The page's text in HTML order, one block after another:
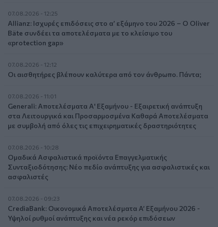
07.08.2026 - 12:25
Allianz: Ισχυρές επιδόσεις στο α’ εξάμηνο του 2026 – Ο Oliver
Bäte συνδέει τα αποτελέσματα με το κλείσιμο του
«protection gap»
07.08.2026 - 12:12
Οι αισθητήρες βλέπουν καλύτερα από τον άνθρωπο. Πάντα;
07.08.2026 - 11:01
Generali: Αποτελέσματα Α' Εξαμήνου - Εξαιρετική ανάπτυξη
στα Λειτουργικά και Προσαρμοσμένα Καθαρά Αποτελέσματα
με συμβολή από όλες τις επιχειρηματικές δραστηριότητες
07.08.2026 - 10:28
Ομαδικά Ασφαλιστικά προϊόντα Επαγγελματικής
Συνταξιοδότησης: Νέο πεδίο ανάπτυξης για ασφαλιστικές και
ασφαλιστές
07.08.2026 - 09:23
CrediaBank: Οικονομικά Αποτελέσματα A’ Εξαμήνου 2026 -
Υψηλοί ρυθμοί ανάπτυξης και νέα ρεκόρ επιδόσεων